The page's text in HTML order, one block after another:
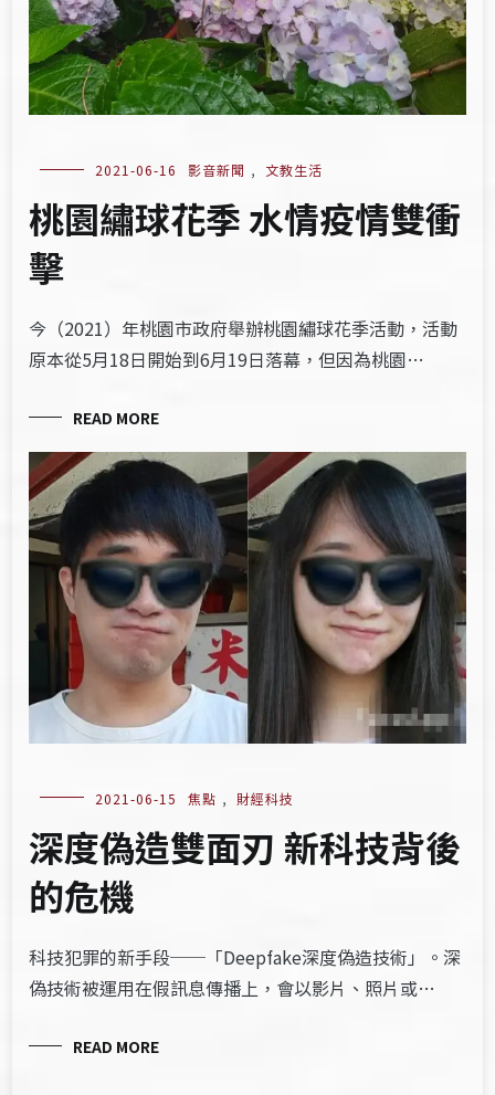
2021-06-16 影音新聞 , 文教生活
桃園繡球花季 水情疫情雙衝
擊
今（2021）年桃園市政府舉辦桃園繡球花季活動，活動
原本從5月18日開始到6月19日落幕，但因為桃園…
READ MORE
2021-06-15 焦點 , 財經科技
深度偽造雙面刃 新科技背後
的危機
科技犯罪的新手段──「Deepfake深度偽造技術」。深
偽技術被運用在假訊息傳播上，會以影片、照片或…
READ MORE